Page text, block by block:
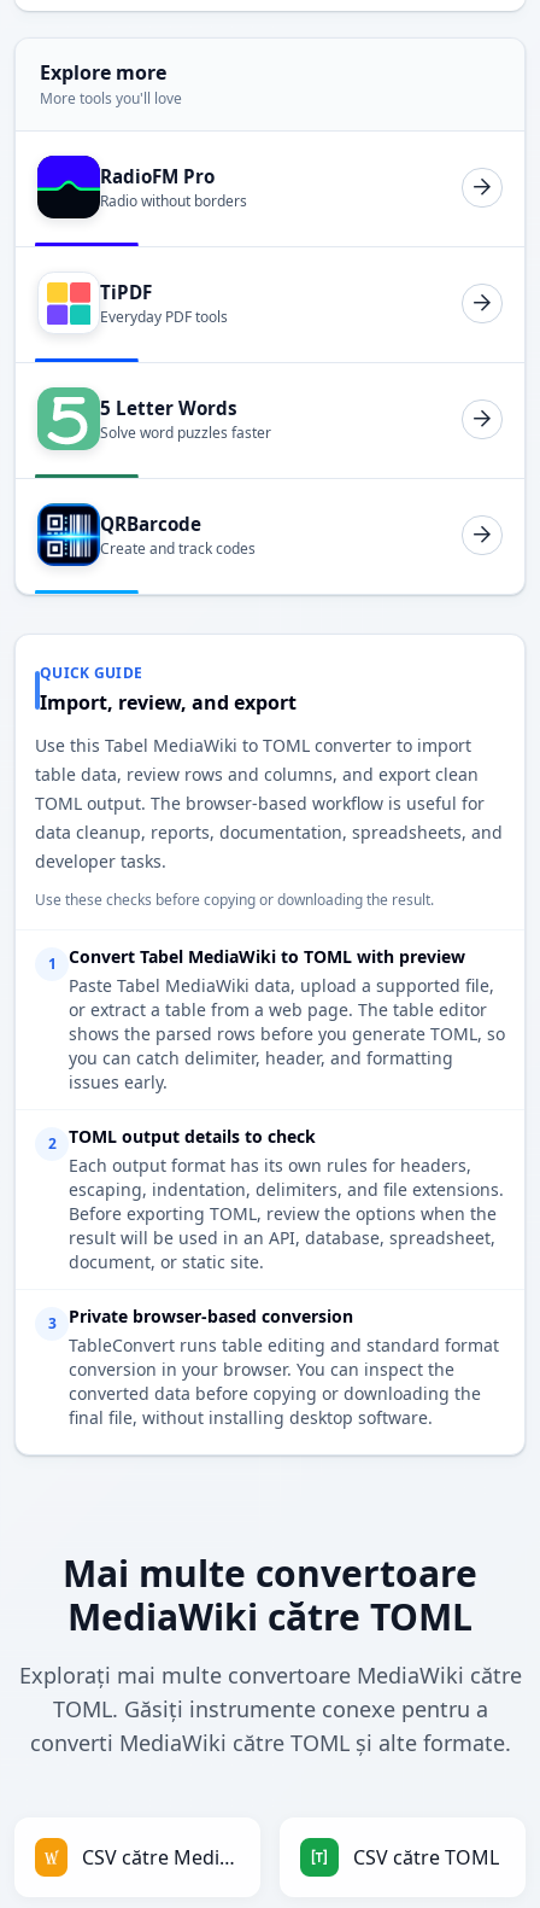
Explore more
More tools you'll love
RadioFM Pro
Radio without borders
TiPDF
Everyday PDF tools
5 Letter Words
Solve word puzzles faster
QRBarcode
Create and track codes
QUICK GUIDE
Import, review, and export
Use this Tabel MediaWiki to TOML converter to import
table data, review rows and columns, and export clean
TOML output. The browser-based workflow is useful for
data cleanup, reports, documentation, spreadsheets, and
developer tasks.
Use these checks before copying or downloading the result.
1
Convert Tabel MediaWiki to TOML with preview
Paste Tabel MediaWiki data, upload a supported file,
or extract a table from a web page. The table editor
shows the parsed rows before you generate TOML, so
you can catch delimiter, header, and formatting
issues early.
2
TOML output details to check
Each output format has its own rules for headers,
escaping, indentation, delimiters, and file extensions.
Before exporting TOML, review the options when the
result will be used in an API, database, spreadsheet,
document, or static site.
3
Private browser-based conversion
TableConvert runs table editing and standard format
conversion in your browser. You can inspect the
converted data before copying or downloading the
final file, without installing desktop software.
Mai multe convertoare
MediaWiki către TOML
Explorați mai multe convertoare MediaWiki către
TOML. Găsiți instrumente conexe pentru a
converti MediaWiki către TOML și alte formate.
CSV către MediaWiki CSV către TOML